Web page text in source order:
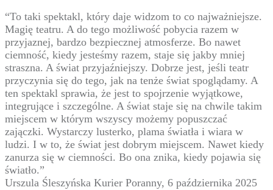
“To taki spektakl, który daje widzom to co najważniejsze.
Magię teatru. A do tego możliwość pobycia razem w
przyjaznej, bardzo bezpiecznej atmosferze. Bo nawet
ciemność, kiedy jesteśmy razem, staje się jakby mniej
straszna. A świat przyjaźniejszy. Dobrze jest, jeśli teatr
przyczynia się do tego, jak na tenże świat spoglądamy. A
ten spektakl sprawia, że jest to spojrzenie wyjątkowe,
integrujące i szczególne. A świat staje się na chwile takim
miejscem w którym wszyscy możemy popuszczać
zajączki. Wystarczy lusterko, plama światła i wiara w
ludzi. I w to, że świat jest dobrym miejscem. Nawet kiedy
zanurza się w ciemności. Bo ona znika, kiedy pojawia się
światło.”
Urszula Śleszyńska Kurier Poranny, 6 października 2025